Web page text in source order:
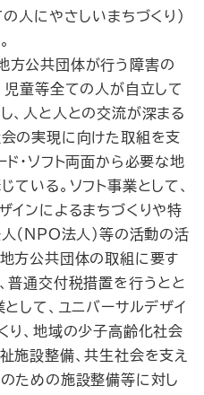
の人にやさしいまちづくり）
方公共団体が行う障害の
児童等全ての人が自立して
、人と人との交流が深まる
の実現に向けた取組を支
ド・ソフト両面から必要な地
ている。ソフト事業として、
インによるまちづくりや特
（NPO法人）等の活動の活
方公共団体の取組に要す
普通交付税措置を行うとと
として、ユニバーサルデザイ
り、地域の少子高齢化社会
施設整備、共生社会を支え
ための施設整備等に対し